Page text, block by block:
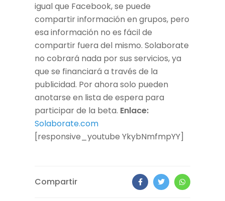
igual que Facebook, se puede
compartir información en grupos, pero
esa información no es fácil de
compartir fuera del mismo. Solaborate
no cobrará nada por sus servicios, ya
que se financiará a través de la
publicidad. Por ahora solo pueden
anotarse en lista de espera para
participar de la beta. Enlace:
Solaborate.com
[responsive_youtube YkybNmfmpYY]
Compartir